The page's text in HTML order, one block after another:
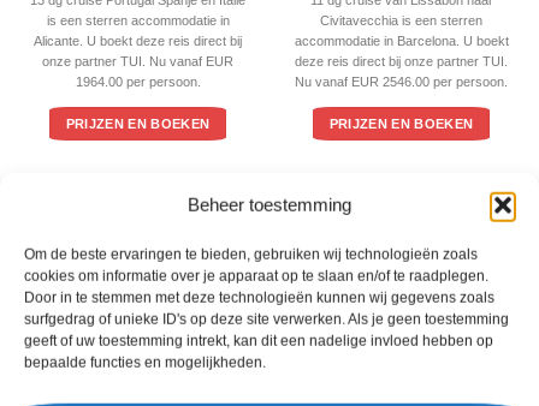
Beheer toestemming
Om de beste ervaringen te bieden, gebruiken wij technologieën zoals
cookies om informatie over je apparaat op te slaan en/of te raadplegen.
Door in te stemmen met deze technologieën kunnen wij gegevens zoals
surfgedrag of unieke ID's op deze site verwerken. Als je geen toestemming
geeft of uw toestemming intrekt, kan dit een nadelige invloed hebben op
bepaalde functies en mogelijkheden.
is een sterren accommodatie in
Alicante. U boekt deze reis direct bij
onze partner TUI. Nu vanaf EUR
1964.00 per persoon.
PRIJZEN EN BOEKEN
Civitavecchia is een sterren
accommodatie in Barcelona. U boekt
deze reis direct bij onze partner TUI.
Nu vanaf EUR 2546.00 per persoon.
PRIJZEN EN BOEKEN
WAT ZE OVER ONS ZEGGEN